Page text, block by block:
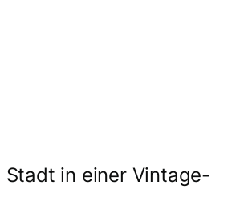
Stadt in einer Vintage-